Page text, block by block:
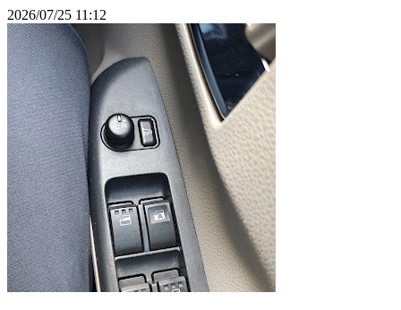
2026/07/25 11:12